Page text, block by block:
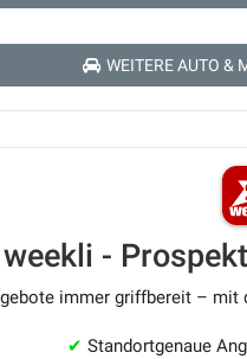
WEITERE AUTO &
weekli -
immer griffbereit – mit
✔ Standortgenaue